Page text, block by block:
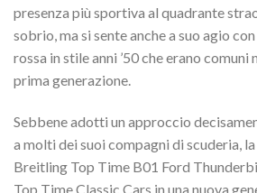
presenza più sportiva al quadrante
sobrio, ma si sente anche a suo agio
rossa in stile anni ’50 che erano
prima generazione.
Sebbene adotti un approccio
a molti dei suoi compagni di scuderia,
Breitling Top Time B01 Ford
Top Time Classic Cars in una nuova